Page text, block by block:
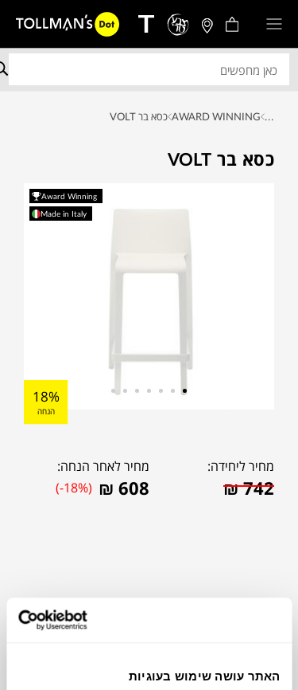
האתר עושה שימוש בעוגיות
...
AWARD WINNING כסא בר VOLT
כסא בר VOLT
Award Winning
Made in Italy
18%
הנחה
מחיר ליחידה:
₪742
מחיר לאחר הנחה:
₪ 608
(-18%)